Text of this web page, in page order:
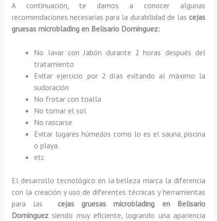
A continuación, te damos a conocer algunas
recomendaciones necesarias para la durabilidad de lascejas
gruesas microblading en Belisario Dominguez:
No lavar con Jabón durante 2 horas después del
tratamiento
Evitar ejercicio por 2 días evitando al máximo la
sudoración
No frotar con toalla
No tomar el sol
No rascarse
Evitar lugares húmedos como lo es el sauna, piscina
o playa.
etc
El desarrollo tecnológico en la belleza marca la diferencia
con la creación y uso de diferentes técnicas y herramientas
para las cejas gruesas microblading en Belisario
Dominguezsiendo muy eficiente, logrando una apariencia